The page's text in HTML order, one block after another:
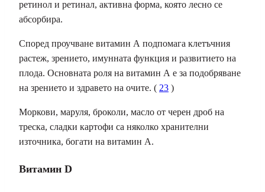
ретинол и ретинал, активна форма, която лесно се
абсорбира.
Според проучване витамин А подпомага клетъчния
растеж, зрението, имунната функция и развитието на
плода. Основната роля на витамин А е за подобряване
на зрението и здравето на очите. ( 23 )
Моркови, маруля, броколи, масло от черен дроб на
треска, сладки картофи са няколко хранителни
източника, богати на витамин А.
Витамин D